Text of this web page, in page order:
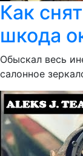
Как
шкода
Обыскал весь
салонное